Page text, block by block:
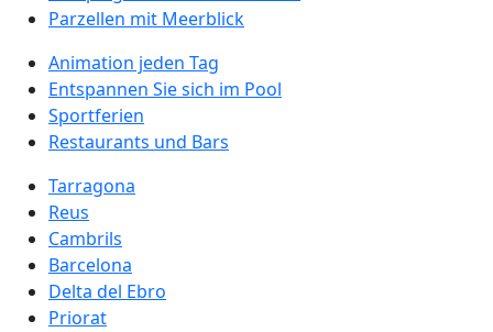
Parzellen mit Meerblick
Animation jeden Tag
Entspannen Sie sich im Pool
Sportferien
Restaurants und Bars
Tarragona
Reus
Cambrils
Barcelona
Delta del Ebro
Priorat